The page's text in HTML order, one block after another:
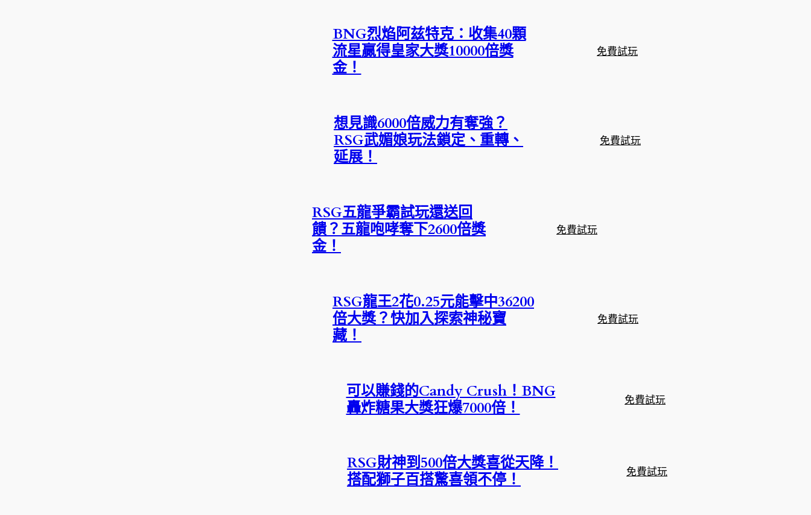
BNG烈焰阿兹特克：收集40顆
流星贏得皇家大獎10000倍獎
金！
免費試玩
想見識6000倍威力有奪強？
RSG武媚娘玩法鎖定、重轉、
延展！
免費試玩
RSG五龍爭霸試玩還送回
饋？五龍咆哮奪下2600倍獎
金！
免費試玩
RSG龍王2花0.25元能擊中36200
倍大獎？快加入探索神秘寶
藏！
免費試玩
可以賺錢的Candy Crush！BNG
轟炸糖果大獎狂爆7000倍！
免費試玩
RSG財神到500倍大獎喜從天降！
搭配獅子百搭驚喜領不停！
免費試玩